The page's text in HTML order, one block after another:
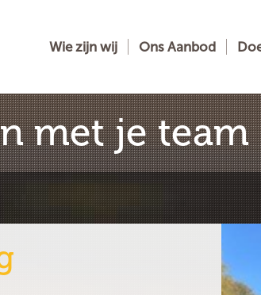
Wie zijn wij Ons Aanbod
met je team